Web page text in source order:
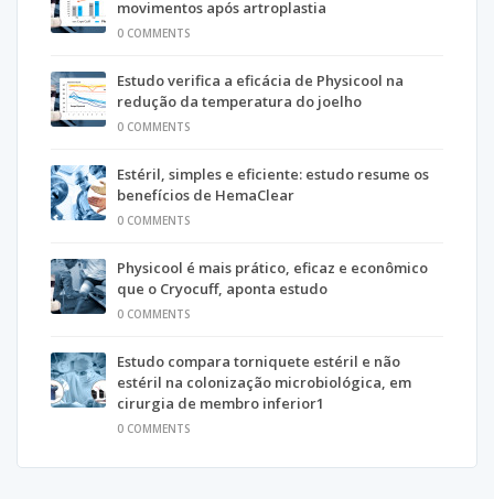
movimentos após artroplastia
0 COMMENTS
Estudo verifica a eficácia de Physicool na
redução da temperatura do joelho
0 COMMENTS
Estéril, simples e eficiente: estudo resume os
benefícios de HemaClear
0 COMMENTS
Physicool é mais prático, eficaz e econômico
que o Cryocuff, aponta estudo
0 COMMENTS
Estudo compara torniquete estéril e não
estéril na colonização microbiológica, em
cirurgia de membro inferior1
0 COMMENTS